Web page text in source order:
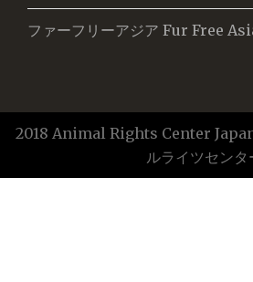
ファーフリーアジア Fur Free
2018 Animal Rights Center
ルライツセンタ